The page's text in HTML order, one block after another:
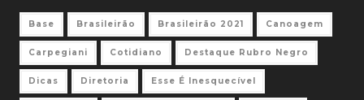
Base Brasileirão Brasileirão 2021 Canoagem
Carpegiani Cotidiano Destaque Rubro Negro
Dicas Diretoria Esse É Inesquecível